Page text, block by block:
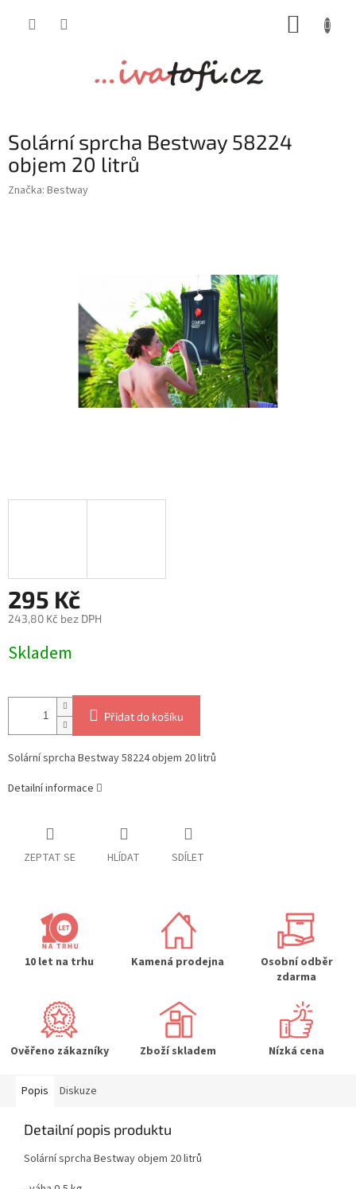
Solární sprcha Bestway 58224
objem 20 litrů
Značka: Bestway
295 Kč
243,80 Kč bez DPH
cena:
Skladem
Přidat do košíku
Solární sprcha Bestway 58224 objem 20 litrů
Detailní informace
ZEPTAT SE HLÍDAT SDÍLET
10 let na trhu Kamená prodejna
Osobní odběr
zdarma
Ověřeno zákazníky Zboží skladem Nízká cena
Popis Diskuze
Detailní popis produktu
Solární sprcha Bestway objem 20 litrů